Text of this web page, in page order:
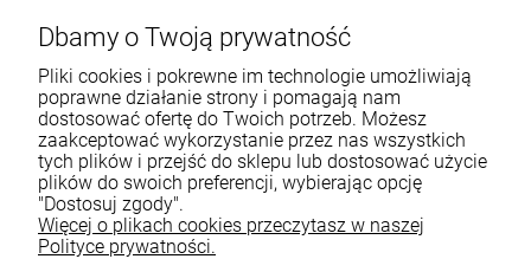
Moje konto
Dostawa i płatność
Kontakt
Dbamy o Twoją prywatność
Pliki cookies i pokrewne im technologie umożliwiają
poprawne działanie strony i pomagają nam
dostosować ofertę do Twoich potrzeb. Możesz
zaakceptować wykorzystanie przez nas wszystkich
tych plików i przejść do sklepu lub dostosować użycie
plików do swoich preferencji, wybierając opcję
"Dostosuj zgody".
Więcej o plikach cookies przeczytasz w naszej
Polityce prywatności.